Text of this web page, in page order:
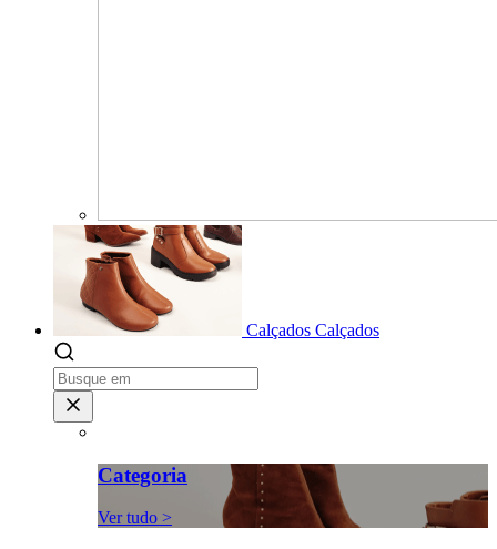
Calçados Calçados
Categoria
Ver tudo >